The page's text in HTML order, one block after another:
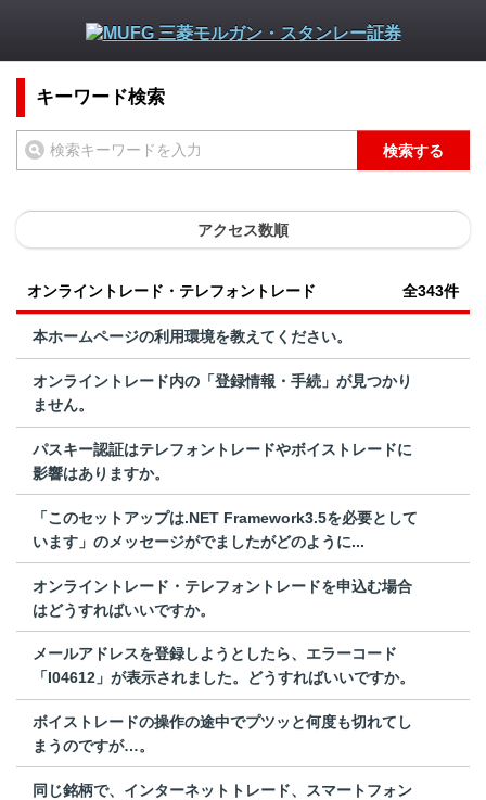
キーワード検索
検索する
アクセス数順
オンライントレード・テレフォントレード 全343件
本ホームページの利用環境を教えてください。
オンライントレード内の「登録情報・手続」が見つかり
ません。
パスキー認証はテレフォントレードやボイストレードに
影響はありますか。
「このセットアップは.NET Framework3.5を必要として
います」のメッセージがでましたがどのように...
オンライントレード・テレフォントレードを申込む場合
はどうすればいいですか。
メールアドレスを登録しようとしたら、エラーコード
「I04612」が表示されました。どうすればいいですか。
ボイストレードの操作の途中でプツッと何度も切れてし
まうのですが…。
同じ銘柄で、インターネットトレード、スマートフォン